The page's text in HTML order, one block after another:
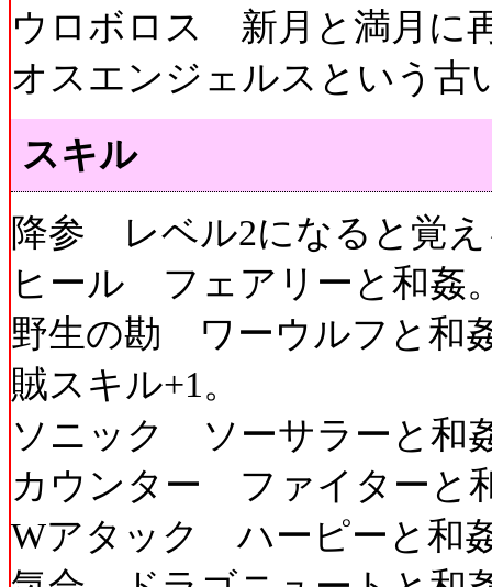
ウロボロス 新月と満月に
オスエンジェルスという古
スキル
降参 レベル2になると覚
ヒール フェアリーと和姦
野生の勘 ワーウルフと和
賊スキル+1。
ソニック ソーサラーと和
カウンター ファイターと
Wアタック ハーピーと和